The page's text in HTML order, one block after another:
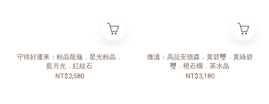
守得好運來：粉晶龍龜．星光粉晶．
藍月光．紅紋石
NT$2,580
微溫：高品安德森．黃碧璽．黃綠碧
璽．橙石榴．茶水晶
NT$3,180